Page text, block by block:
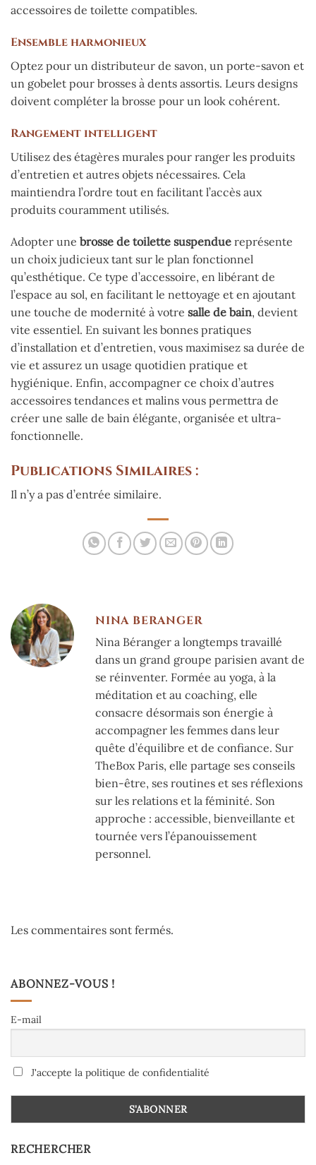
accessoires de toilette compatibles.
Ensemble harmonieux
Optez pour un distributeur de savon, un porte-savon et
un gobelet pour brosses à dents assortis. Leurs designs
doivent compléter la brosse pour un look cohérent.
Rangement intelligent
Utilisez des étagères murales pour ranger les produits
d’entretien et autres objets nécessaires. Cela
maintiendra l’ordre tout en facilitant l’accès aux
produits couramment utilisés.
Adopter une brosse de toilette suspendue représente
un choix judicieux tant sur le plan fonctionnel
qu’esthétique. Ce type d’accessoire, en libérant de
l’espace au sol, en facilitant le nettoyage et en ajoutant
une touche de modernité à votre salle de bain, devient
vite essentiel. En suivant les bonnes pratiques
d’installation et d’entretien, vous maximisez sa durée de
vie et assurez un usage quotidien pratique et
hygiénique. Enfin, accompagner ce choix d’autres
accessoires tendances et malins vous permettra de
créer une salle de bain élégante, organisée et ultra-
fonctionnelle.
Publications Similaires :
Il n’y a pas d’entrée similaire.
NINA BERANGER
Nina Béranger a longtemps travaillé
dans un grand groupe parisien avant de
se réinventer. Formée au yoga, à la
méditation et au coaching, elle
consacre désormais son énergie à
accompagner les femmes dans leur
quête d’équilibre et de confiance. Sur
TheBox Paris, elle partage ses conseils
bien-être, ses routines et ses réflexions
sur les relations et la féminité. Son
approche : accessible, bienveillante et
tournée vers l’épanouissement
personnel.
Les commentaires sont fermés.
ABONNEZ-VOUS !
E-mail
J'accepte la politique de confidentialité
RECHERCHER